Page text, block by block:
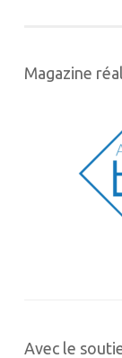
Magazine
Avec le